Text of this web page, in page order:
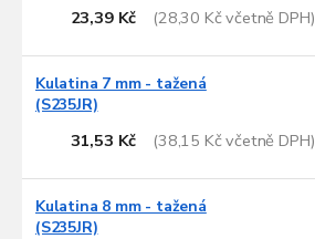
23,39 Kč (28,30 Kč včetně DPH)
Kulatina 7 mm - tažená
(S235JR)
31,53 Kč (38,15 Kč včetně DPH)
Kulatina 8 mm - tažená
(S235JR)